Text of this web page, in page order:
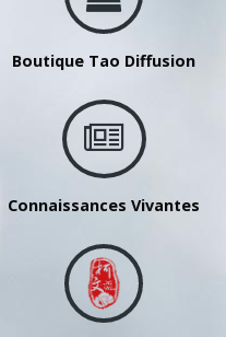
Boutique Tao Diffusion
Connaissances Vivantes